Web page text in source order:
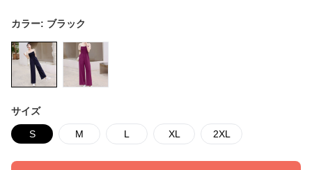
カラー: ブラック
サイズ
S M L XL 2XL